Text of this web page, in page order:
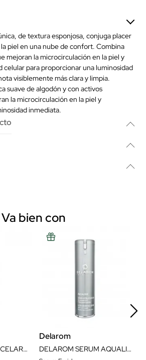
de textura esponjosa, conjuga placer
piel en una nube de confort. Combina
mejoran la microcirculación en la piel y
para proporcionar una luminosidad
visiblemente más clara y limpia.
suave de algodón y con activos
la microcirculación en la piel y
inmediata.
Va bien con
DELAROM AGUA MICELAR 200ML
Delarom
DELAROM SERUM AQUALIXIR 30ML